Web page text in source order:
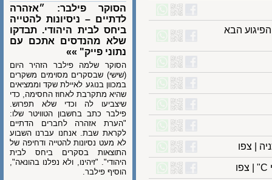
הבא
צפו
הסוקר פילבר: ״אזהרה
לדתיים – ניסיונות להטייה
ביחס לבית היהודי. תבדקו
שלא מהנדסים אתכם עם
נתוני פייק" »»
הסוקר שלמה פילבר הזהיר היום
(שישי) שבסקרים מסוימים משקרים
במכוון בנוגע לאיילת שקד וממציאים
שהיא מתקרבת לאחוז החסימה, כדי
שיצביעו לה וכדי שלא תפרוש.
פילבר כתב בחשבון הטוויטר שלו:
"הערת אזהרה לחברים הדתיים
לקראת שבת. אנחנו עברנו השבוע
לא מעט נסיונות להטייה ודחיפה של
התוצאות בסקרים ביחס לבית
היהודי". "זיהינו, ולא נפלנו בהונאה",
הוסיף פילבר.